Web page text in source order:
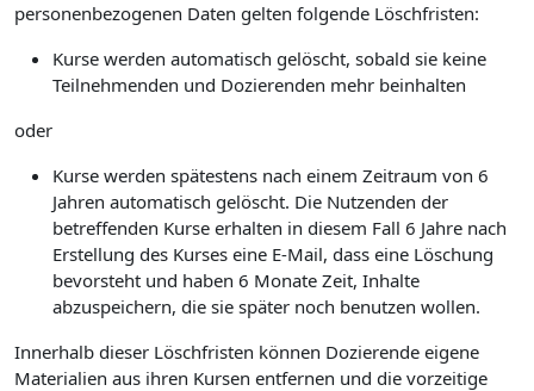
personenbezogenen Daten gelten folgende Löschfristen:
Kurse werden automatisch gelöscht, sobald sie keine
Teilnehmenden und Dozierenden mehr beinhalten
oder
Kurse werden spätestens nach einem Zeitraum von 6
Jahren automatisch gelöscht. Die Nutzenden der
betreffenden Kurse erhalten in diesem Fall 6 Jahre nach
Erstellung des Kurses eine E-Mail, dass eine Löschung
bevorsteht und haben 6 Monate Zeit, Inhalte
abzuspeichern, die sie später noch benutzen wollen.
Innerhalb dieser Löschfristen können Dozierende eigene
Materialien aus ihren Kursen entfernen und die vorzeitige